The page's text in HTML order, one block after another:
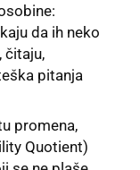
da ih neko
čitaju,
pitanja
promena,
Quotient)